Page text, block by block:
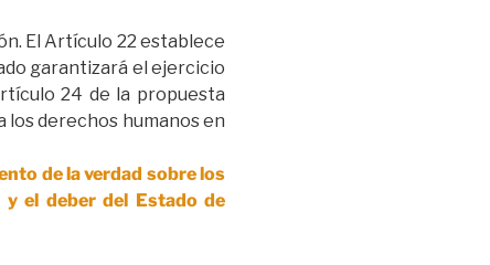
El Artículo 22 establece
garantizará el ejercicio
24 de la propuesta
los derechos humanos en
de la verdad sobre los
y el deber del Estado de